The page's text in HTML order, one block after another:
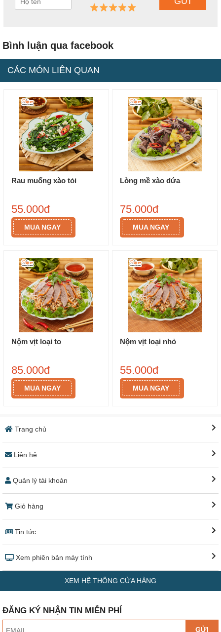
Bình luận qua facebook
CÁC MÓN LIÊN QUAN
Rau muống xào tỏi
55.000đ
MUA NGAY
Lòng mề xào dứa
75.000đ
MUA NGAY
Nộm vịt loại to
85.000đ
MUA NGAY
Nộm vịt loại nhỏ
55.000đ
MUA NGAY
Trang chủ
Liên hệ
Quản lý tài khoản
Giỏ hàng
Tin tức
Xem phiên bản máy tính
XEM HỆ THỐNG CỬA HÀNG
ĐĂNG KÝ NHẬN TIN MIỄN PHÍ
GỬI